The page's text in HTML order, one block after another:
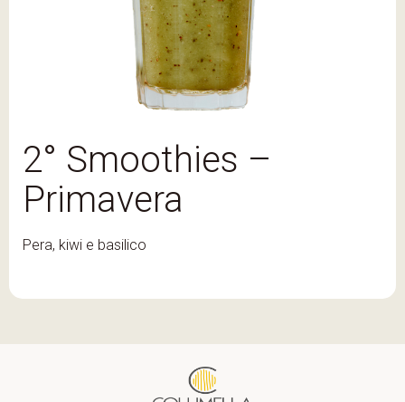
2° Smoothies –
Primavera
Pera, kiwi e basilico